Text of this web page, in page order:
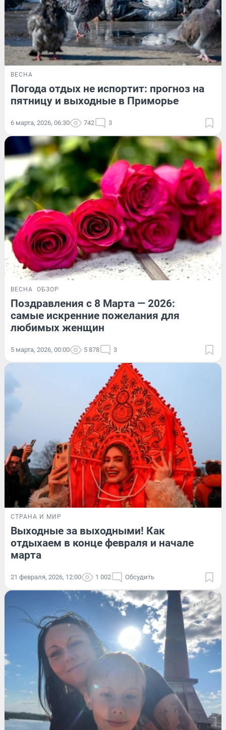
ВЕСНА
Погода отдых не испортит: прогноз на
пятницу и выходные в Приморье
6 марта, 2026, 06:30 742 3
ВЕСНА ОБЗОР
Поздравления с 8 Марта — 2026:
самые искренние пожелания для
любимых женщин
5 марта, 2026, 00:00 5 878 3
СТРАНА И МИР
Выходные за выходными! Как
отдыхаем в конце февраля и начале
марта
21 февраля, 2026, 12:00 1 002 Обсудить